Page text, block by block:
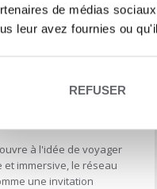
de médias
leur avez fournies ou
REFUSER
voyagez à vélo à
à l'idée de voyager
immersive, le réseau
une invitation